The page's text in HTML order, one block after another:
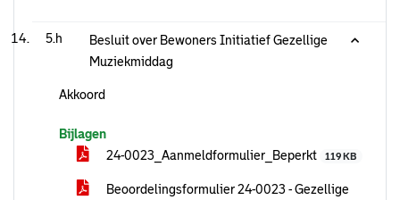
5.h
Besluit over Bewoners Initiatief Gezellige
Muziekmiddag
Akkoord
Bijlagen
24-0023_Aanmeldformulier_Beperkt
119 KB
Beoordelingsformulier 24-0023 - Gezellige